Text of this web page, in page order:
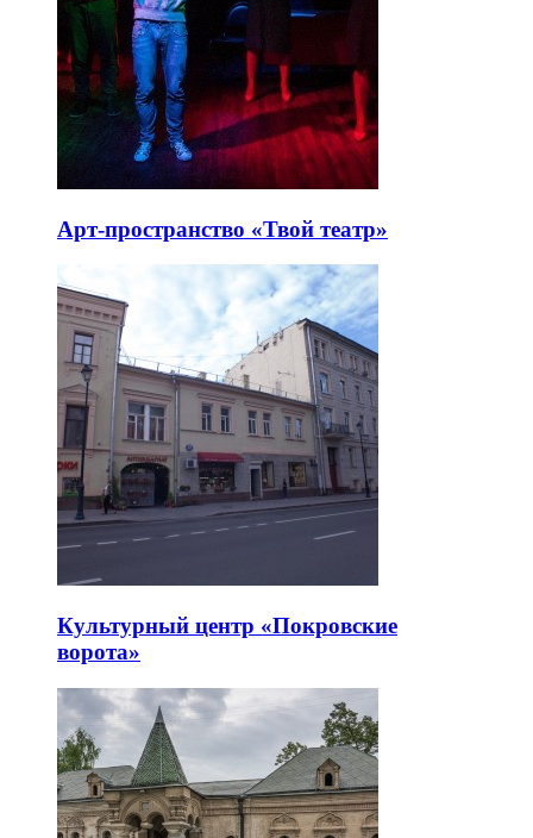
Арт-пространство «Твой театр»
Культурный центр «Покровские
ворота»